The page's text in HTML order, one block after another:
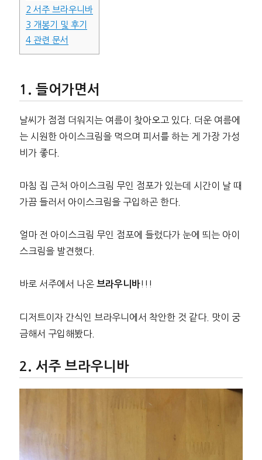
2 서주 브라우니바
3 개봉기 및 후기
4관련 문서
들어가면서
날씨가 점점 더워지는 여름이 찾아오고 있다. 더운 여름에
는 시원한 아이스크림을 먹으며 피서를 하는 게 가장 가성
비가 좋다.
마침 집 근처 아이스크림 무인 점포가 있는데 시간이 날 때
가끔 들러서 아이스크림을 구입하곤 한다.
얼마 전 아이스크림 무인 점포에 들렀다가 눈에 띄는 아이
스크림을 발견했다.
바로 서주에서 나온 브라우니바!!!
디저트이자 간식인 브라우니에서 착안한 것 같다. 맛이 궁
금해서 구입해봤다.
서주 브라우니바